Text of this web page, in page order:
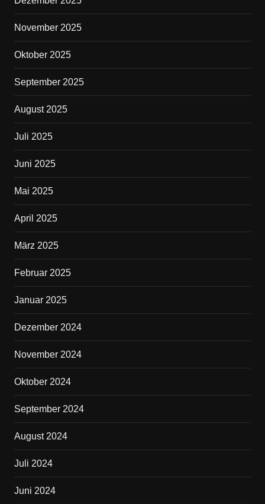
November 2025
Oktober 2025
September 2025
August 2025
Juli 2025
Juni 2025
Mai 2025
April 2025
März 2025
Februar 2025
Januar 2025
Dezember 2024
November 2024
Oktober 2024
September 2024
August 2024
Juli 2024
Juni 2024